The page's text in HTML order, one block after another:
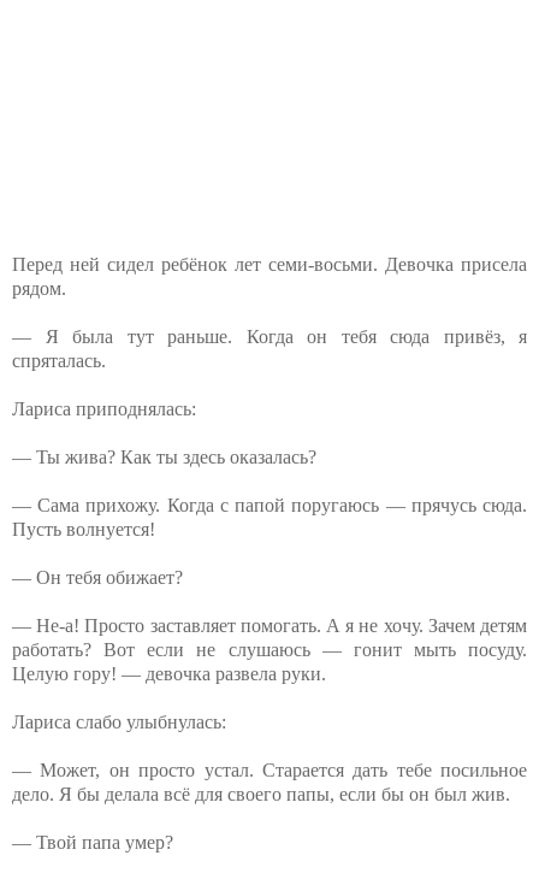
Перед ней сидел ребёнок лет семи-восьми. Девочка присела
рядом.
— Я была тут раньше. Когда он тебя сюда привёз, я
спряталась.
Лариса приподнялась:
— Ты жива? Как ты здесь оказалась?
— Сама прихожу. Когда с папой поругаюсь — прячусь сюда.
Пусть волнуется!
— Он тебя обижает?
— Не-а! Просто заставляет помогать. А я не хочу. Зачем детям
работать? Вот если не слушаюсь — гонит мыть посуду.
Целую гору! — девочка развела руки.
Лариса слабо улыбнулась:
— Может, он просто устал. Старается дать тебе посильное
дело. Я бы делала всё для своего папы, если бы он был жив.
— Твой папа умер?